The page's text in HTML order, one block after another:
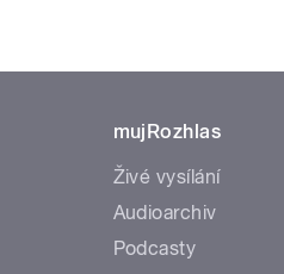
mujRozhlas
Živé vysílání
Audioarchiv
Podcasty